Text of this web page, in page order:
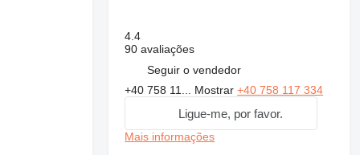
4.4
90 avaliações
Seguir o vendedor
+40 758 11... Mostrar+40 758 117 334
Ligue-me, por favor.
Mais informações